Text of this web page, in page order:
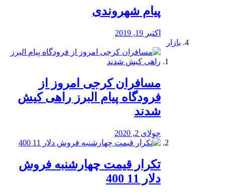
پیام شهروندی
اکتبر 19, 2019
بازار
مسافران کرجی امروز از
فرودگاه پیام البرز راهی کیش
شدند
جولای 2, 2020
تکرار قیمت چهارشنبه فروش
دلار 11 400